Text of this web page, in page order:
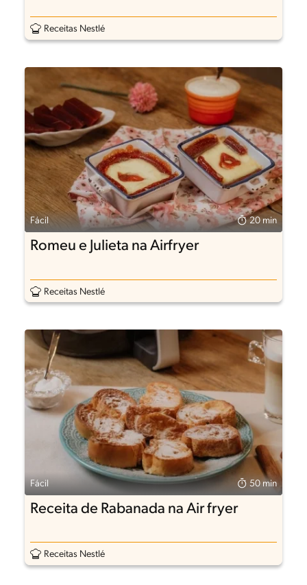
Receitas Nestlé
Fácil 20 min
Romeu e Julieta na Airfryer
Receitas Nestlé
Fácil 50 min
Receita de Rabanada na Air fryer
Receitas Nestlé